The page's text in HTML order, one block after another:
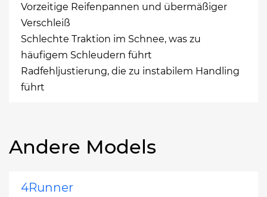
Vorzeitige Reifenpannen und übermäßiger
Verschleiß
Schlechte Traktion im Schnee, was zu
häufigem Schleudern führt
Radfehljustierung, die zu instabilem Handling
führt
Andere Models
4Runner